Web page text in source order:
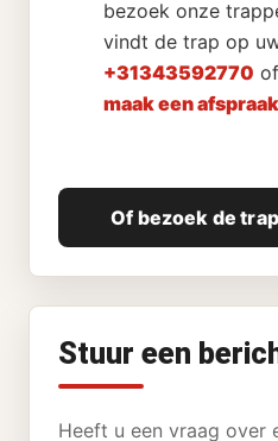
bezoek onze
vindt de trap op
+31343592770 of
maak een
Of bezoek de
Stuur een
Heeft u een vraag